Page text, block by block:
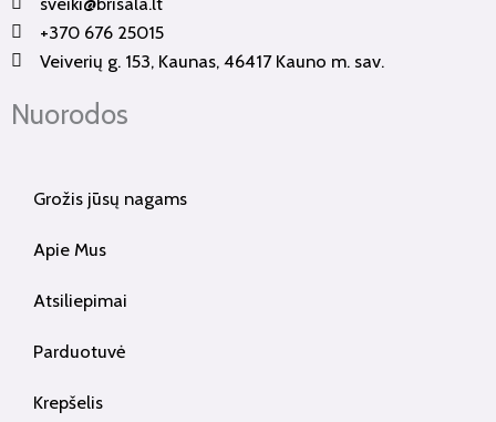
o
k
-
r
a
m
+370 676 25015
Veiverių g. 153, Kaunas, 46417 Kauno m. sav.
Nuorodos
Grožis jūsų nagams
Apie Mus
Atsiliepimai
Parduotuvė
Krepšelis